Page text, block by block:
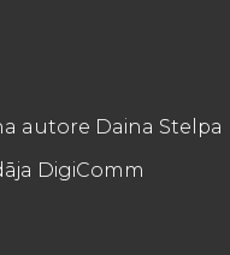
autore Daina Stelpa
DigiComm